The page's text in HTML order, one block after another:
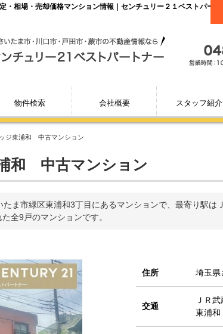
相場・売却価格マンション情報｜センチュリー２１ベストパート
物件検索 会社概要 スタッフ紹介
ジ東浦和 中古マンション
和 中古マンション
ま市緑区東浦和3丁目にあるマンションで、最寄り駅は
全9戸のマンションです。
住所 埼玉県
交通
ＪＲ
東浦